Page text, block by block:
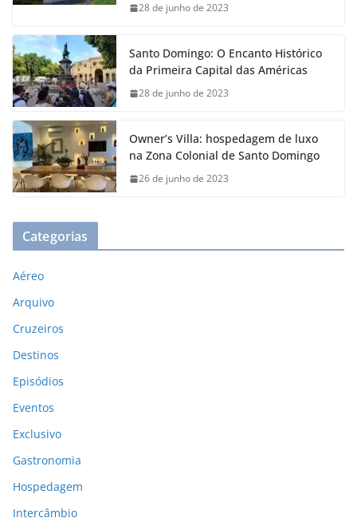
28 de junho de 2023
Santo Domingo: O Encanto Histórico
da Primeira Capital das Américas
28 de junho de 2023
Owner’s Villa: hospedagem de luxo
na Zona Colonial de Santo Domingo
26 de junho de 2023
Categorias
Aéreo
Arquivo
Cruzeiros
Destinos
Episódios
Eventos
Exclusivo
Gastronomia
Hospedagem
Intercâmbio